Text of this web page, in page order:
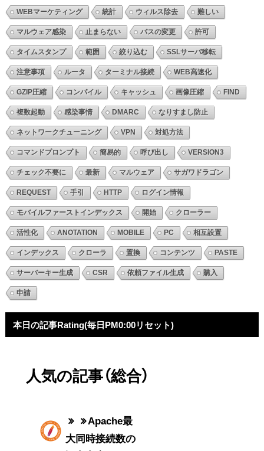
WEBマーケティング 統計 ウィルス除去 難しい
マルウェア感染 止まらない パスの変更 許可
タイムスタンプ 範囲 絞り込む SSLサーバ移転
注意事項 ルータ ターミナル接続 WEB高速化
GZIP圧縮 コンパイル キャッシュ 画像圧縮 FIND
複数起動 感染事情 DMARC なりすまし防止
ネットワークチューニング VPN 対処方法
コマンドプロンプト 簡易的 呼び出し VERSION3
チェック不要に 最新 マルウェア サガワドラゴン
REQUEST 手引 HTTP ログイン情報
モバイルファーストインデックス 開始 クローラー
活性化 ANOTATION MOBILE PC 相互設置
インデックス クローラ 置換 コンテンツ PASTE
サーバーキー生成 CSR 依頼ファイル生成 購入
申請
本日の記事Rating(毎日PM0:00リセット)
人気の記事（総合）
Apache最
大同時接続数の